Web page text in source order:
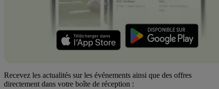
Recevez les actualités sur les événements ainsi que des offres
directement dans votre boîte de réception :